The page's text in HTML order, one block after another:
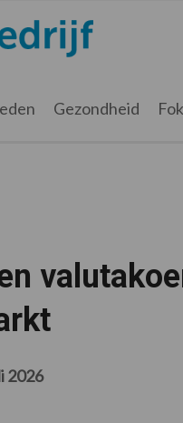
Gezondheid
2026